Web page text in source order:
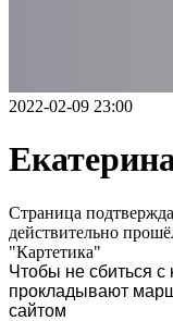
2022-02-09 23:00
Страница
действительно
"Картетика"
Чтобы не сбиться с
прокладывают
сайтом